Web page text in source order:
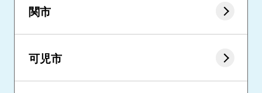
関市
可児市